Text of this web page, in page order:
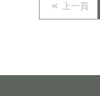
上一頁